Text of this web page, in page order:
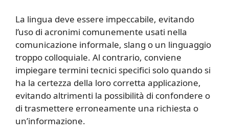
La lingua deve essere impeccabile, evitando
l’uso di acronimi comunemente usati nella
comunicazione informale, slang o un linguaggio
troppo colloquiale. Al contrario, conviene
impiegare termini tecnici specifici solo quando si
ha la certezza della loro corretta applicazione,
evitando altrimenti la possibilità di confondere o
di trasmettere erroneamente una richiesta o
un’informazione.